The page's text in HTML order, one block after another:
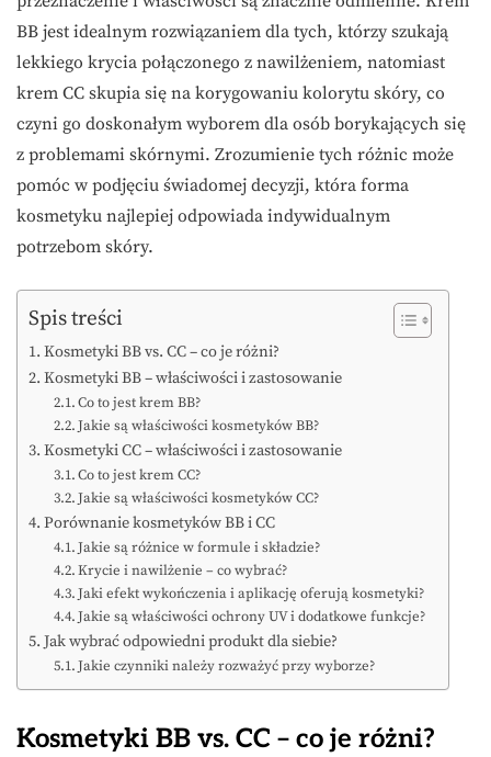
BB jest idealnym rozwiązaniem dla tych, którzy szukają
lekkiego krycia połączonego z nawilżeniem, natomiast
krem CC skupia się na korygowaniu kolorytu skóry, co
czyni go doskonałym wyborem dla osób borykających się
z problemami skórnymi. Zrozumienie tych różnic może
pomóc w podjęciu świadomej decyzji, która forma
kosmetyku najlepiej odpowiada indywidualnym
potrzebom skóry.
Spis treści
Kosmetyki BB vs. CC – co je różni?
Kosmetyki BB – właściwości i zastosowanie
Co to jest krem BB?
Jakie są właściwości kosmetyków BB?
Kosmetyki CC – właściwości i zastosowanie
Co to jest krem CC?
Jakie są właściwości kosmetyków CC?
Porównanie kosmetyków BB i CC
Jakie są różnice w formule i składzie?
Krycie i nawilżenie – co wybrać?
Jaki efekt wykończenia i aplikację oferują kosmetyki?
Jakie są właściwości ochrony UV i dodatkowe funkcje?
Jak wybrać odpowiedni produkt dla siebie?
Jakie czynniki należy rozważyć przy wyborze?
Kosmetyki BB vs. CC – co je różni?